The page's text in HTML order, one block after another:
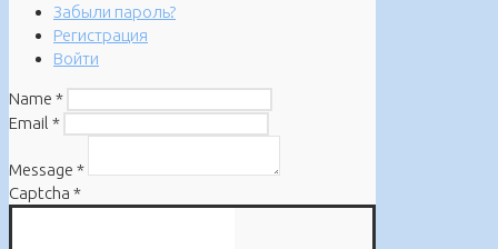
Забыли пароль?
Регистрация
Войти
Name *
Email *
Message *
Captcha *